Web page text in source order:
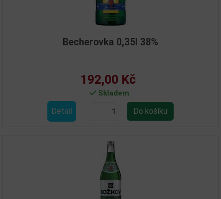
Becherovka 0,35l 38%
192,00 Kč
Skladem
Detail